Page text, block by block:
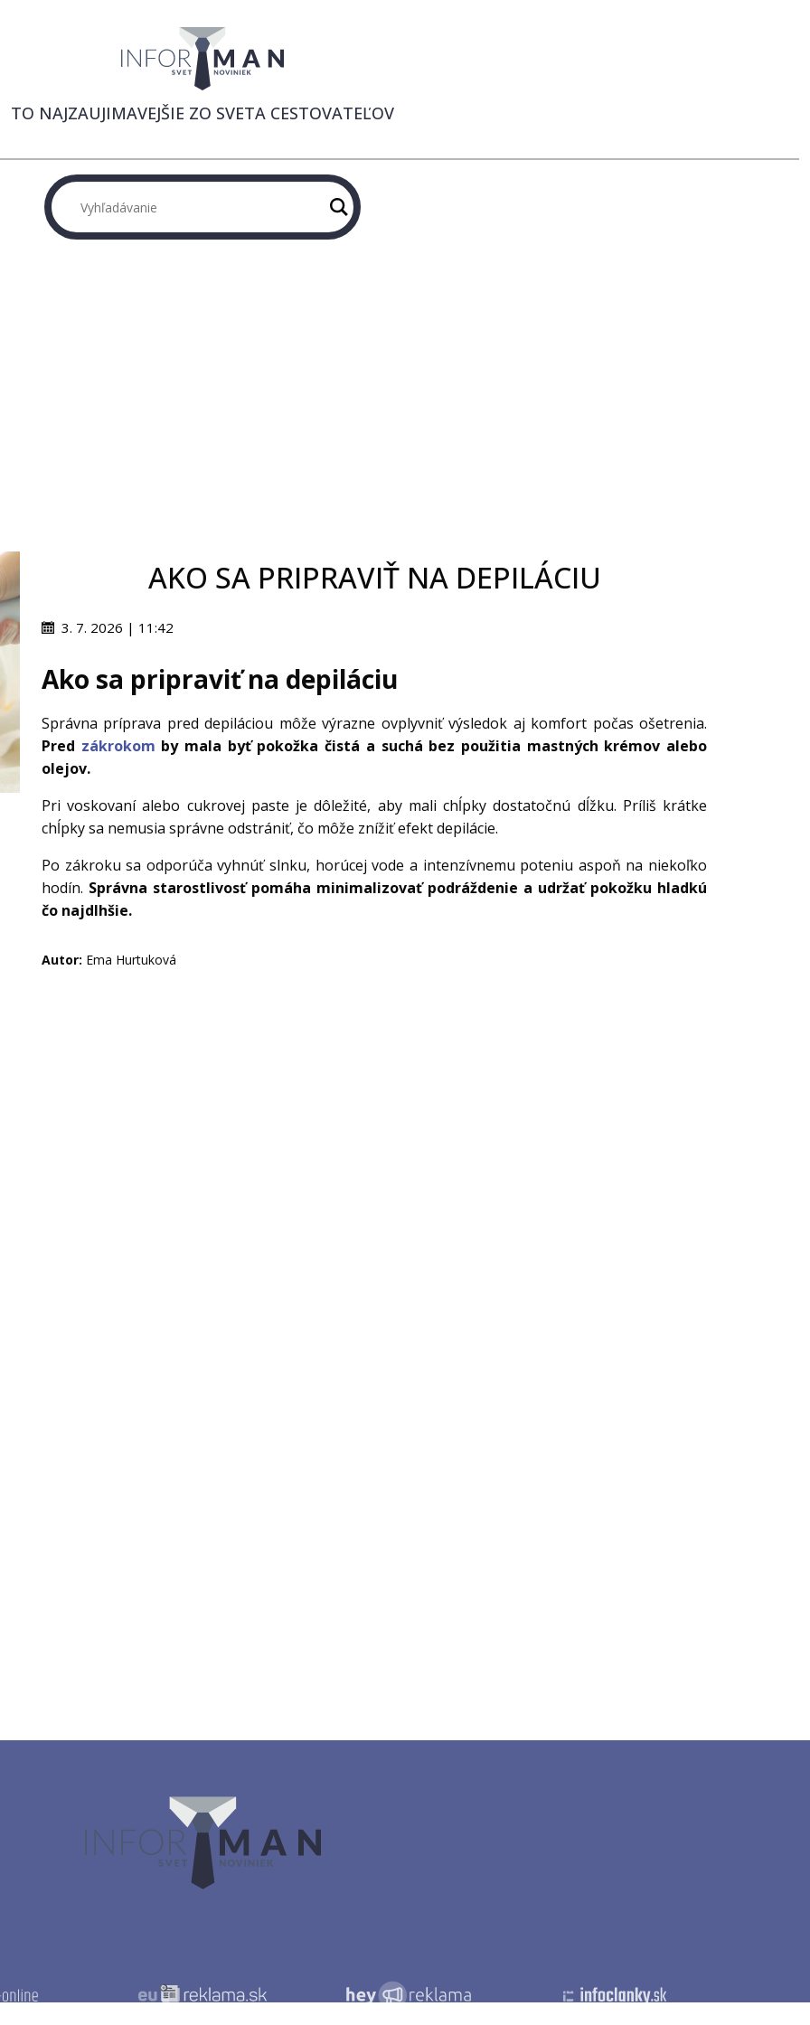
TO NAJZAUJIMAVEJŠIE ZO SVETA CESTOVATEĽOV
AKO SA PRIPRAVIŤ NA DEPILÁCIU
3. 7. 2026 | 11:42
Ako sa pripraviť na depiláciu
Správna príprava pred depiláciou môže výrazne ovplyvniť výsledok aj komfort počas ošetrenia.
Pred zákrokom by mala byť pokožka čistá a suchá bez použitia mastných krémov alebo
olejov.
Pri voskovaní alebo cukrovej paste je dôležité, aby mali chĺpky dostatočnú dĺžku. Príliš krátke
chĺpky sa nemusia správne odstrániť, čo môže znížiť efekt depilácie.
Po zákroku sa odporúča vyhnúť slnku, horúcej vode a intenzívnemu poteniu aspoň na niekoľko
hodín. Správna starostlivosť pomáha minimalizovať podráždenie a udržať pokožku hladkú
čo najdlhšie.
Autor: Ema Hurtuková